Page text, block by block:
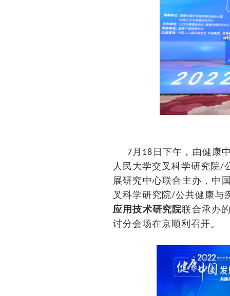
7 月 18 日下午，由健康
人民大学交叉科学研究院/
展研究中心联合主办，中
叉科学研究院/公共健康与
应用技术研究院联合承办
讨分会场在京顺利召开。